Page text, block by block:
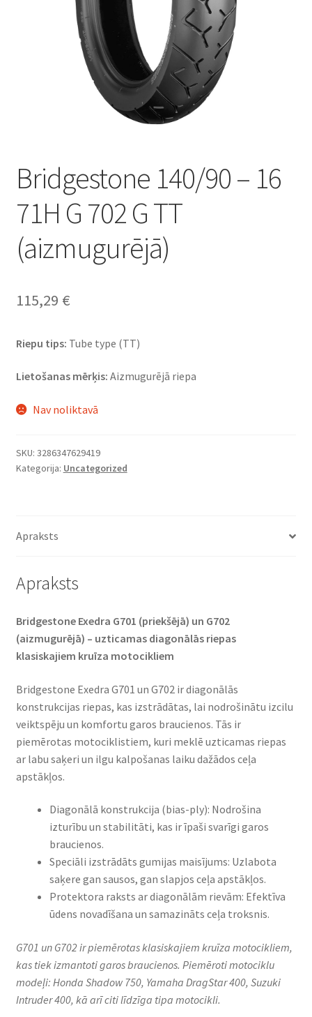
Bridgestone 140/90 – 16
71H G 702 G TT
(aizmugurējā)
115,29 €
Riepu tips: Tube type (TT)
Lietošanas mērķis: Aizmugurējā riepa
Nav noliktavā
SKU: 3286347629419
Kategorija: Uncategorized
Apraksts
Apraksts
Bridgestone Exedra G701 (priekšējā) un G702
(aizmugurējā) – uzticamas diagonālās riepas
klasiskajiem kruīza motocikliem​
Bridgestone Exedra G701 un G702 ir diagonālās
konstrukcijas riepas, kas izstrādātas, lai nodrošinātu izcilu
veiktspēju un komfortu garos braucienos. Tās ir
piemērotas motociklistiem, kuri meklē uzticamas riepas
ar labu saķeri un ilgu kalpošanas laiku dažādos ceļa
apstākļos.​
Diagonālā konstrukcija (bias-ply): Nodrošina
izturību un stabilitāti, kas ir īpaši svarīgi garos
braucienos.​
Speciāli izstrādāts gumijas maisījums: Uzlabota
saķere gan sausos, gan slapjos ceļa apstākļos.​
Protektora raksts ar diagonālām rievām: Efektīva
ūdens novadīšana un samazināts ceļa troksnis.​
G701 un G702 ir piemērotas klasiskajiem kruīza motocikliem,
kas tiek izmantoti garos braucienos. Piemēroti motociklu
modeļi: Honda Shadow 750, Yamaha DragStar 400, Suzuki
Intruder 400, kā arī citi līdzīga tipa motocikli.​